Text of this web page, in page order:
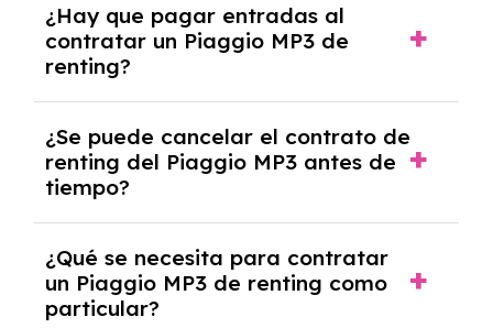
MP3 con el seguro a todo riesgo sin franquicia
incluido dentro de las cuotas mensuales.
¿Hay que pagar entradas al
contratar un Piaggio MP3 de
renting?
tendrás que pagar ningún tipo de entrada
salvo en casos que lo exija el proveedor
debido al resultado del estudio de viabilidad
económica.
¿Se puede cancelar el contrato de
renting del Piaggio MP3 antes de
tiempo?
pero puede haber penalizaciones por
cancelación anticipada. Es importante revisar
las condiciones del contrato y hablar con un
¿Qué se necesita para contratar
un Piaggio MP3 de renting como
particular?